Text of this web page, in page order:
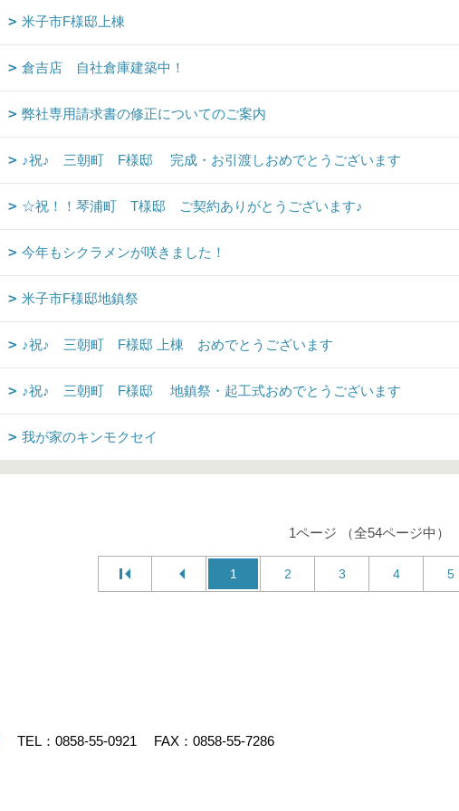
米子市F様邸上棟
倉吉店 自社倉庫建築中！
弊社専用請求書の修正についてのご案内
♪祝♪ 三朝町 F様邸 完成・お引渡しおめでとうございます
☆祝！！琴浦町 T様邸 ご契約ありがとうございます♪
今年もシクラメンが咲きました！
米子市F様邸地鎮祭
♪祝♪ 三朝町 F様邸 上棟 おめでとうございます
♪祝♪ 三朝町 F様邸 地鎮祭・起工式おめでとうございます
我が家のキンモクセイ
1ページ （全54ページ中）
1 2 3 4 5
TEL： 0858-55-0921
FAX：0858-55-7286